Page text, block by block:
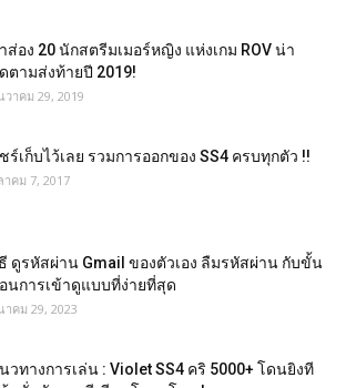
ส่อง 20 นักสตรีมเมอร์หญิง แห่งเกม ROV น่า
ตามส่งท้ายปี 2019!
วาคม 29, 2019
ร์เก็บไว้เลย รวมการออกของ SS4 ครบทุกตัว !!
าคม 7, 2017
ดูรหัสผ่าน Gmail ของตัวเอง ลืมรหัสผ่าน กับขั้น
นการเข้าดูแบบที่ง่ายที่สุด
าคม 29, 2023
วทางการเล่น : Violet SS4 คริ 5000+ โดนยิงที